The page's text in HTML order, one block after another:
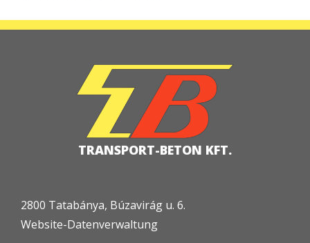
TRANSPORT-BETON KFT.
2800 Tatabánya, Búzavirág u. 6.
Website-Datenverwaltung